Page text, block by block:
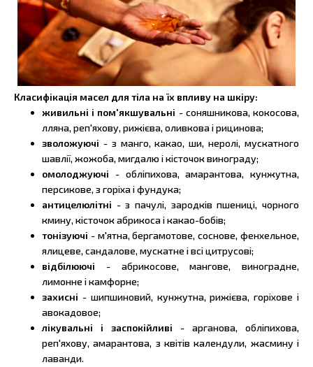
Класифікація масел для тіла на їх впливу на шкіру:
живильні і пом'якшувальні - соняшникова, кокосова,
лляна, реп'яхову, рижієва, оливкова і рицинова;
зволожуючі - з манго, какао, ши, неролі, мускатного
шавлії, жожоба, мигдалю і кісточок винограду;
омолоджуючі - обліпихова, амарантова, кунжутна,
персикове, з горіха і фундука;
антицелюлітні - з пачулі, зародків пшениці, чорного
кмину, кісточок абрикоса і какао-бобів;
тонізуючі - м'ятна, бергамотове, соснове, фенхельное,
ялицеве, сандалове, мускатне і всі цитрусові;
відбілюючі - абрикосове, мангове, виноградне,
лимонне і камфорне;
захисні - шипшиновий, кунжутна, рижієва, горіхове і
авокадовое;
лікувальні і заспокійливі - арганова, обліпихова,
реп'яхову, амарантова, з квітів календули, жасмину і
лаванди.